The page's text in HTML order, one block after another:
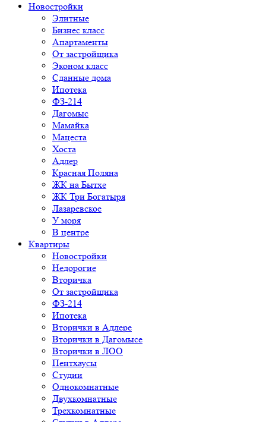
Новостройки
Элитные
Бизнес класс
Апартаменты
От застройщика
Эконом класс
Сданные дома
Ипотека
ФЗ-214
Дагомыс
Мамайка
Мацеста
Хоста
Адлер
Красная Поляна
ЖК на Бытхе
ЖК Три Богатыря
Лазаревское
У моря
В центре
Квартиры
Новостройки
Недорогие
Вторичка
От застройщика
ФЗ-214
Ипотека
Вторички в Адлере
Вторички в Дагомысе
Вторички в ЛОО
Пентхаусы
Студии
Однокомнатные
Двухкомнатные
Трехкомнатные